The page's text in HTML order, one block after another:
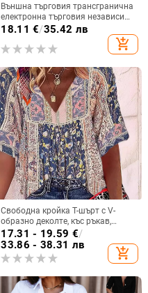
Външна търговия трансгранична
електронна търговия независима
станция Amazon Amazon нова
памучна дамска тениска
18.11 €/35.42 лв
add_shopping_cart
Свободна кройка T-шърт с V-
образно деколте, къс ръкав,
полиестер-еластанова смес и
дигитален печат
17.31 - 19.59 €/
33.86 - 38.31 лв
add_shopping_cart